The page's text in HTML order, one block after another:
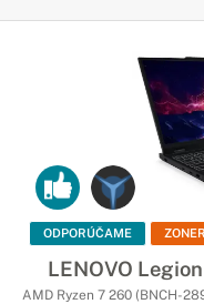
ODPORÚČAME
LENOVO
AMD Ryzen 7 260 (BNCH-